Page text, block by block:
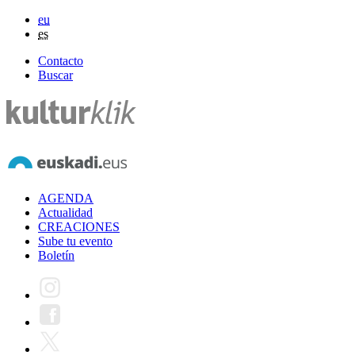
eu
es
Contacto
Buscar
AGENDA
Actualidad
CREACIONES
Sube tu evento
Boletín